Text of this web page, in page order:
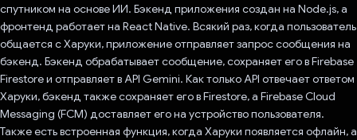
спутником на основе ИИ. Бэкенд приложения создан на Node.js, а
фронтенд работает на React Native. Всякий раз, когда пользователь
общается с Харуки, приложение отправляет запрос сообщения на
бэкенд. Бэкенд обрабатывает сообщение, сохраняет его в Firebase
Firestore и отправляет в API Gemini. Как только API отвечает ответом
Харуки, бэкенд также сохраняет его в Firestore, а Firebase Cloud
Messaging (FCM) доставляет его на устройство пользователя.
Также есть встроенная функция, когда Харуки появляется офлайн, а